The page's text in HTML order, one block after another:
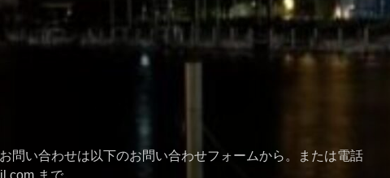
問い合わせは以下のお問い合わせフォームから。または電話
まで。